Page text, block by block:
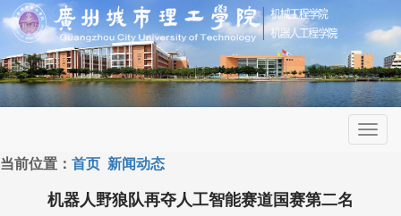
当前位置： 首页 新闻动态
机器人野狼队再夺人工智能赛道国赛第二名